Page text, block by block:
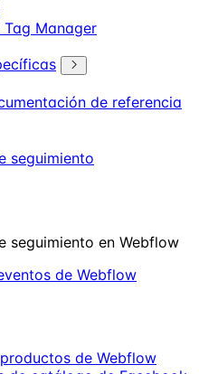
Manager
de referencia
seguimiento
seguimiento en Webflow
de Webflow
de Webflow